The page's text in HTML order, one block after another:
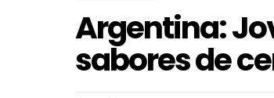
Argentina:
sabores de